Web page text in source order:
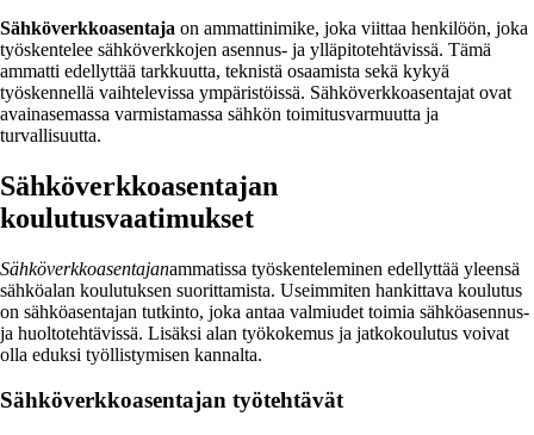
Sähköverkkoasentaja on ammattinimike, joka viittaa henkilöön, joka
työskentelee sähköverkkojen asennus- ja ylläpitotehtävissä. Tämä
ammatti edellyttää tarkkuutta, teknistä osaamista sekä kykyä
työskennellä vaihtelevissa ympäristöissä. Sähköverkkoasentajat ovat
avainasemassa varmistamassa sähkön toimitusvarmuutta ja
turvallisuutta.
Sähköverkkoasentajan
koulutusvaatimukset
Sähköverkkoasentajanammatissa työskenteleminen edellyttää yleensä
sähköalan koulutuksen suorittamista. Useimmiten hankittava koulutus
on sähköasentajan tutkinto, joka antaa valmiudet toimia sähköasennus-
ja huoltotehtävissä. Lisäksi alan työkokemus ja jatkokoulutus voivat
olla eduksi työllistymisen kannalta.
Sähköverkkoasentajan työtehtävät